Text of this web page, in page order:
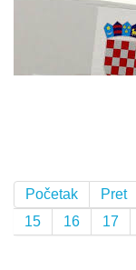
Početak Pret
15
16 17